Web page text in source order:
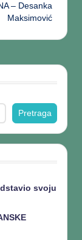
– Desanka
Maksimović
Pretraga
svoju